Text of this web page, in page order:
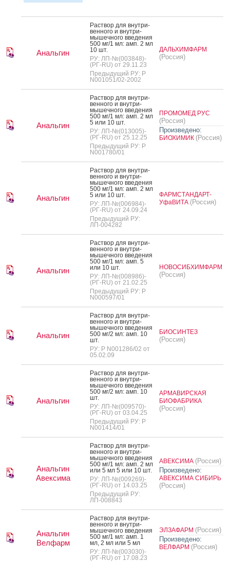
Анальгин
Рас­твор для внут­ри­
вен­но­го и внут­ри­
мышеч­но­го вве­дения
500 мг/1 мл: амп. 2 мл
10 шт.
РУ: ЛП-№(003848)-
(РГ-RU) от 29.11.23
Предыдущий РУ: Р
N001051/02-2002
ДАЛЬХИМФАРМ
(Россия)
Анальгин
Рас­твор для внут­ри­
вен­но­го и внут­ри­
мышеч­но­го вве­дения
500 мг/1 мл: амп. 2 мл
5 или 10 шт.
РУ: ЛП-№(013005)-
(РГ-RU) от 25.12.25
Предыдущий РУ: Р
N001780/01
ПРОМОМЕД РУС
(Россия)
Произведено:
БИОХИМИК (Россия)
Анальгин
Рас­твор для внут­ри­
вен­но­го и внут­ри­
мышеч­но­го вве­дения
500 мг/1 мл: амп. 2 мл
5 или 10 шт.
РУ: ЛП-№(006984)-
(РГ-RU) от 24.09.24
Предыдущий РУ:
ЛП-004282
ФАРМСТАНДАРТ-
УфаВИТА (Россия)
Анальгин
Рас­твор для внут­ри­
вен­но­го и внут­ри­
мышеч­но­го вве­дения
500 мг/1 мл: амп. 5
или 10 шт.
РУ: ЛП-№(008986)-
(РГ-RU) от 21.02.25
Предыдущий РУ: Р
N000597/01
НОВОСИБХИМФАРМ
(Россия)
Анальгин
Рас­твор для внут­ри­
вен­но­го и внут­ри­
мышеч­но­го вве­дения
500 мг/2 мл: амп. 10
шт.
РУ: Р N001286/02 от
05.02.09
БИОСИНТЕЗ
(Россия)
Анальгин
Рас­твор для внут­ри­
вен­но­го и внут­ри­
мышеч­но­го вве­дения
500 мг/2 мл: амп. 10
шт.
РУ: ЛП-№(009570)-
(РГ-RU) от 03.04.25
Предыдущий РУ: Р
N001414/01
АРМАВИРСКАЯ
БИОФАБРИКА
(Россия)
Анальгин
Авексима
Рас­твор для внут­ри­
вен­но­го и внут­ри­
мышеч­но­го вве­дения
500 мг/1 мл: амп. 2 мл
или 5 мл 5 или 10 шт.
РУ: ЛП-№(009269)-
(РГ-RU) от 14.03.25
Предыдущий РУ:
ЛП-008843
АВЕКСИМА (Россия)
Произведено:
АВЕКСИМА СИБИРЬ
(Россия)
Анальгин
Велфарм
Рас­твор для внут­ри­
вен­но­го и внут­ри­
мышеч­но­го вве­дения
500 мг/1 мл: амп. 1
мл, 2 мл или 5 мл
РУ: ЛП-№(003030)-
(РГ-RU) от 17.08.23
ЭЛЗАФАРМ (Россия)
Произведено:
ВЕЛФАРМ (Россия)